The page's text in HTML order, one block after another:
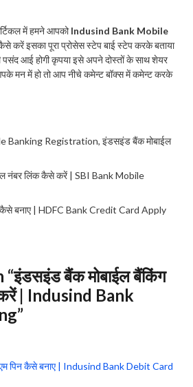
में हमने आपकोIndusind Bank Mobile
करें इसका पूरा प्रोसेस स्टेप बाई स्टेप करके बताया
पसंद आई होगी कृपया इसे अपने दोस्तों के साथ शेयर
मन में हो तो आप नीचे कमेन्ट बॉक्स में कमेन्ट करके
Banking Registration,इंडसइंड बैंक मोबाईल
नंबर लिंक कैसे करें | SBI Bank Mobile
कैसे बनाए | HDFC Bank Credit Card Apply
बैंक मोबाईल बैंकिंग
| Indusind Bank
पिन कैसे बनाए | Indusind Bank Debit Card